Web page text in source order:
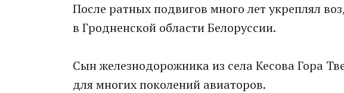
После ратных подвигов много лет укреплял
в Гродненской области Белоруссии.
Сын железнодорожника из села Кесова Гора
для многих поколений авиаторов.